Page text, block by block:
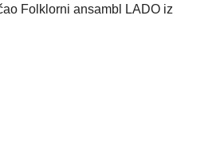
Folklorni ansambl LADO iz